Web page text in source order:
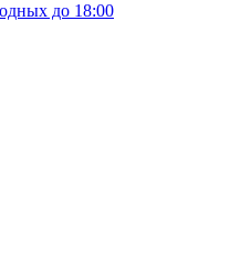
до 18:00